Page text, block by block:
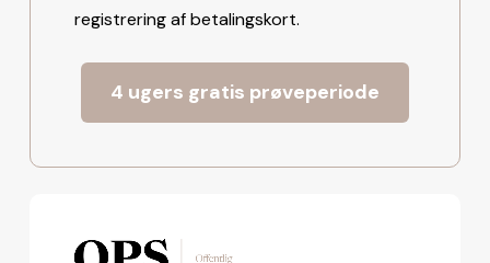
registrering af betalingskort.
4 ugers gratis prøveperiode